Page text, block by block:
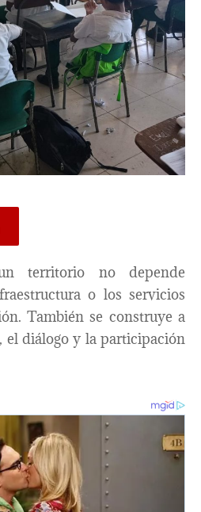
territorio no depende
o los servicios
También se construye a
el diálogo y la participación